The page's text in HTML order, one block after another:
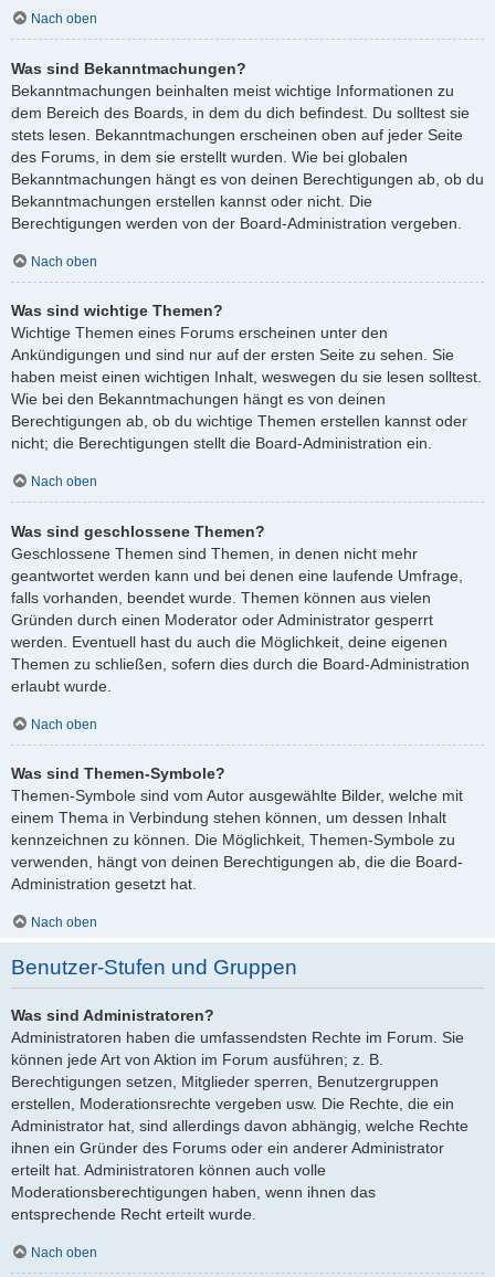
Nach oben
Was sind Bekanntmachungen?
Bekanntmachungen beinhalten meist wichtige Informationen zu
dem Bereich des Boards, in dem du dich befindest. Du solltest sie
stets lesen. Bekanntmachungen erscheinen oben auf jeder Seite
des Forums, in dem sie erstellt wurden. Wie bei globalen
Bekanntmachungen hängt es von deinen Berechtigungen ab, ob du
Bekanntmachungen erstellen kannst oder nicht. Die
Berechtigungen werden von der Board-Administration vergeben.
Nach oben
Was sind wichtige Themen?
Wichtige Themen eines Forums erscheinen unter den
Ankündigungen und sind nur auf der ersten Seite zu sehen. Sie
haben meist einen wichtigen Inhalt, weswegen du sie lesen solltest.
Wie bei den Bekanntmachungen hängt es von deinen
Berechtigungen ab, ob du wichtige Themen erstellen kannst oder
nicht; die Berechtigungen stellt die Board-Administration ein.
Nach oben
Was sind geschlossene Themen?
Geschlossene Themen sind Themen, in denen nicht mehr
geantwortet werden kann und bei denen eine laufende Umfrage,
falls vorhanden, beendet wurde. Themen können aus vielen
Gründen durch einen Moderator oder Administrator gesperrt
werden. Eventuell hast du auch die Möglichkeit, deine eigenen
Themen zu schließen, sofern dies durch die Board-Administration
erlaubt wurde.
Nach oben
Was sind Themen-Symbole?
Themen-Symbole sind vom Autor ausgewählte Bilder, welche mit
einem Thema in Verbindung stehen können, um dessen Inhalt
kennzeichnen zu können. Die Möglichkeit, Themen-Symbole zu
verwenden, hängt von deinen Berechtigungen ab, die die Board-
Administration gesetzt hat.
Nach oben
Benutzer-Stufen und Gruppen
Was sind Administratoren?
Administratoren haben die umfassendsten Rechte im Forum. Sie
können jede Art von Aktion im Forum ausführen; z. B.
Berechtigungen setzen, Mitglieder sperren, Benutzergruppen
erstellen, Moderationsrechte vergeben usw. Die Rechte, die ein
Administrator hat, sind allerdings davon abhängig, welche Rechte
ihnen ein Gründer des Forums oder ein anderer Administrator
erteilt hat. Administratoren können auch volle
Moderationsberechtigungen haben, wenn ihnen das
entsprechende Recht erteilt wurde.
Nach oben